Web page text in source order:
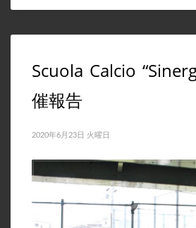
Scuola Calcio
催報告
2020年6月23日 火曜日